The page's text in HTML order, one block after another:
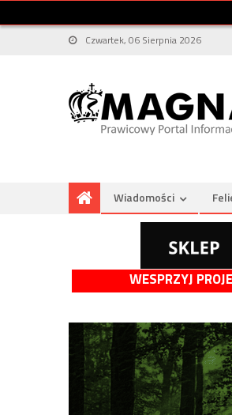
Czwartek, 06 Sierpnia 2026
Wiadomości
WESPRZYJ